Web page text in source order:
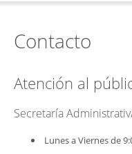
Contacto
Atención al
Secretaría
Lunes a Viernes de